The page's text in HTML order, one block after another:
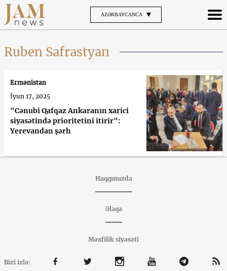
AZƏRBAYCANCA
Ruben Safrastyan
"Cənubi Qafqaz Ankaranın xarici
siyasətində prioritetini itirir":
Yerevandan şərh
Ermənistan
İyun 17, 2025
Haqqımızda
Əlaqə
Məxfilik siyasəti
Bizi izlə: